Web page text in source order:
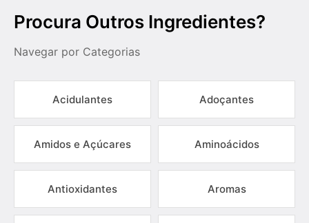
Procura Outros Ingredientes?
Navegar por Categorias
Acidulantes Adoçantes
Amidos e Açúcares Aminoácidos
Antioxidantes Aromas